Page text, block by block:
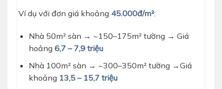
Ví dụ với đơn giá khoảng 45.000đ/m²:
Nhà 50m² sàn → ~150–175m² tường → Giá
hoảng 6,7 – 7,9 triệu
Nhà 100m² sàn → ~300–350m² tường →Giá
khoảng 13,5 – 15,7 triệu